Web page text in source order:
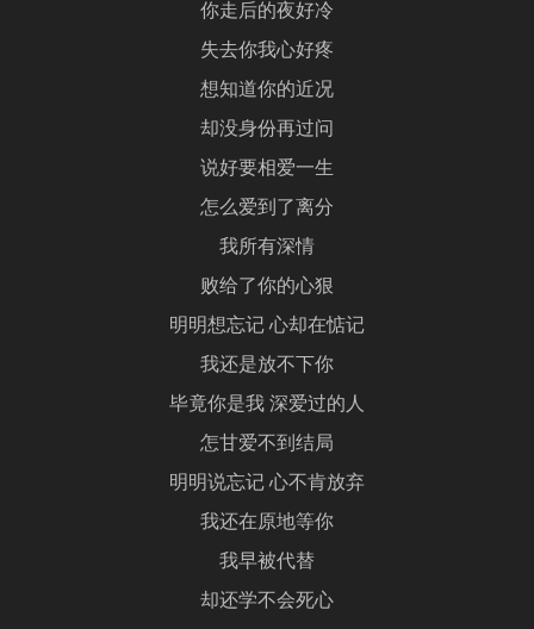
你走后的夜好冷
失去你我心好疼
想知道你的近况
却没身份再过问
说好要相爱一生
怎么爱到了离分
我所有深情
败给了你的心狠
明明想忘记 心却在惦记
我还是放不下你
毕竟你是我 深爱过的人
怎甘爱不到结局
明明说忘记 心不肯放弃
我还在原地等你
我早被代替
却还学不会死心